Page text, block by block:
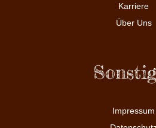
Karriere
Über Uns
Impressum